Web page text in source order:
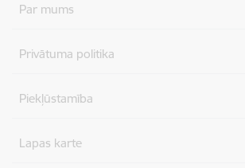
Par mums
Privātuma politika
Piekļūstamība
Lapas karte